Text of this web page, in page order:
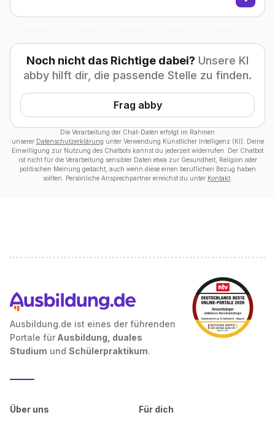
Noch nicht das Richtige dabei? Unsere KI
abby hilft dir, die passende Stelle zu finden.
Frag abby
Die Verarbeitung der Chat-Daten erfolgt im Rahmen
unserer Datenschutzerklärung unter Verwendung Künstlicher Intelligenz (KI). Deine
Einwilligung zur Nutzung des Chatbots kannst du jederzeit widerrufen. Der Chatbot
ist nicht für die Verarbeitung sensibler Daten etwa zur Gesundheit, Religion oder
politischen Meinung gedacht, auch wenn diese einen beruflichen Bezug haben
sollten. Persönliche Ansprechpartner erreichst du unter Kontakt
Ausbildung.de ist eines der führenden
Portale für Ausbildung, duales
Studium und Schülerpraktikum.
Über uns
Für dich